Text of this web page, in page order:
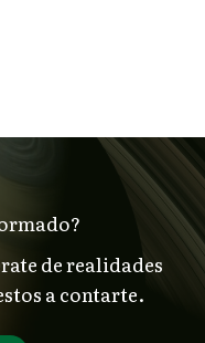
de realidades
a contarte.